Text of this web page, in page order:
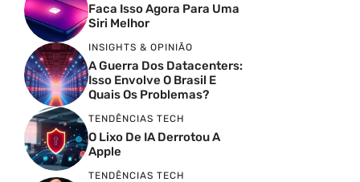
Faca Isso Agora Para Uma
Siri Melhor
INSIGHTS & OPINIÃO
A Guerra Dos Datacenters:
Isso Envolve O Brasil E
Quais Os Problemas?
TENDÊNCIAS TECH
O Lixo De IA Derrotou A
Apple
TENDÊNCIAS TECH